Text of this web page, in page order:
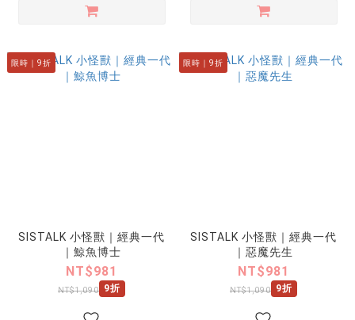
限時｜9折
SISTALK 小怪獸｜經典一代
｜鯨魚博士
NT$981
NT$1,090 9折
限時｜9折
SISTALK 小怪獸｜經典一代
｜惡魔先生
NT$981
NT$1,090 9折